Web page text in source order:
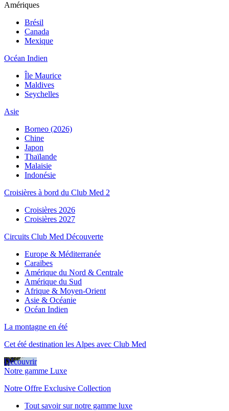
Amériques
Brésil
Canada
Mexique
Océan Indien
Île Maurice
Maldives
Seychelles
Asie
Borneo (2026)
Chine
Japon
Thaïlande
Malaisie
Indonésie
Croisières à bord du Club Med 2
Croisières 2026
Croisières 2027
Circuits Club Med Découverte
Europe & Méditerranée
Caraïbes
Amérique du Nord & Centrale
Amérique du Sud
Afrique & Moyen-Orient
Asie & Océanie
Océan Indien
La montagne en été
Cet été destination les Alpes avec Club Med
Découvrir
Notre gamme Luxe
Notre Offre Exclusive Collection
Tout savoir sur notre gamme luxe